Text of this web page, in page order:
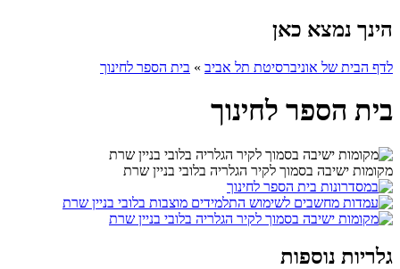
הינך נמצא כאן
לדף הבית של אוניברסיטת תל אביב » בית הספר לחינוך
בית הספר לחינוך
מקומות ישיבה בסמוך לקיר הגלריה בלובי בניין שרת
גלריות נוספות